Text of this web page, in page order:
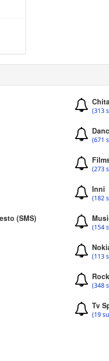
(313
(671
(273
Inni
(182
(SMS)
(154
(113
Rock
(348
Tv
(19